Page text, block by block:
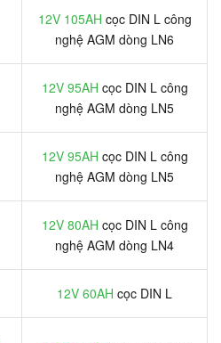
12V 105AH cọc DIN L công
nghệ AGM dòng LN6
12V 95AH cọc DIN L công
nghệ AGM dòng LN5
12V 95AH cọc DIN L công
nghệ AGM dòng LN5
12V 80AH cọc DIN L công
nghệ AGM dòng LN4
12V 60AH cọc DIN L